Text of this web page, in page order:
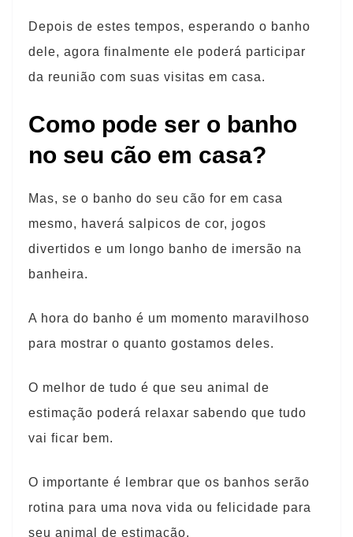
Depois de estes tempos, esperando o banho
dele, agora finalmente ele poderá participar
da reunião com suas visitas em casa.
Como pode ser o banho
no seu cão em casa?
Mas, se o banho do seu cão for em casa
mesmo, haverá salpicos de cor, jogos
divertidos e um longo banho de imersão na
banheira.
A hora do banho é um momento maravilhoso
para mostrar o quanto gostamos deles.
O melhor de tudo é que seu animal de
estimação poderá relaxar sabendo que tudo
vai ficar bem.
O importante é lembrar que os banhos serão
rotina para uma nova vida ou felicidade para
seu animal de estimação.